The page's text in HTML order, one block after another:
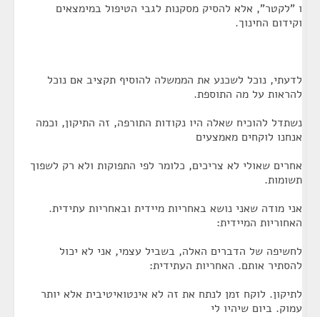
ו "לקטר", אלא להסיק מסקנות לגבי הטיפול במימצאים
וקידום החינוך.
לדעתי, נוכל לשכנע את הממשלה להוסיף תקציב אם נוכל
להראות על מה התוספת.
נשתדל להוכיח שאלה היו נקודות התורפה, זה התיקון, וכמה
אנחנו לוקחים מאמצעים
אחרים שאולי לא צריכים, כלומר לפי התפוקות ולא רק לשפוך
תשומות.
אני מודה שאני נושא באחריות מיידית ובאחריות עתידית.
האחוריות המיידית:
לחשיפה של הדברים האלה, בשביל עצמי, אני לא יכול
להסתיר אותם. האחריות העתידית:
לתיקון. לוקח זמן לנתח את זה לא אינטואיטיבית אלא יותר
עמוק. ביום שיהיו לי